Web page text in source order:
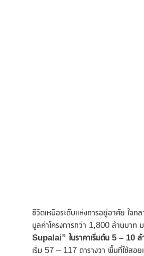
ชีวิตเหนือระดับแห่งการอยู่อาศัย ใจก
มูลค่าโครงการกว่า 1,800 ล้านบาท
Supalai” ในราคาเริ่มต้น 5 – 10
เริ่ม 57 – 117 ตารางวา พื้นที่ใช้ส